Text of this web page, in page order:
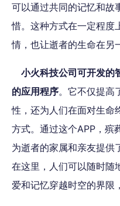
可以通过共同的记忆和故
惜。这种方式在一定程度
情，也让逝者的生命在另
小火科技公司可开发的
的应用程序。它不仅提高
性，还为人们在面对生命
方式。通过这个APP，殡
为逝者的家属和亲友提供
在这里，人们可以随时随
爱和记忆穿越时空的界限